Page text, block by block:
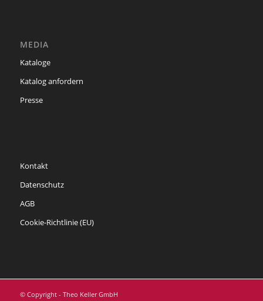
MEDIA
Kataloge
Katalog anfordern
Presse
Kontakt
Datenschutz
AGB
Cookie-Richtlinie (EU)
© Copyright - Theo Keller GmbH